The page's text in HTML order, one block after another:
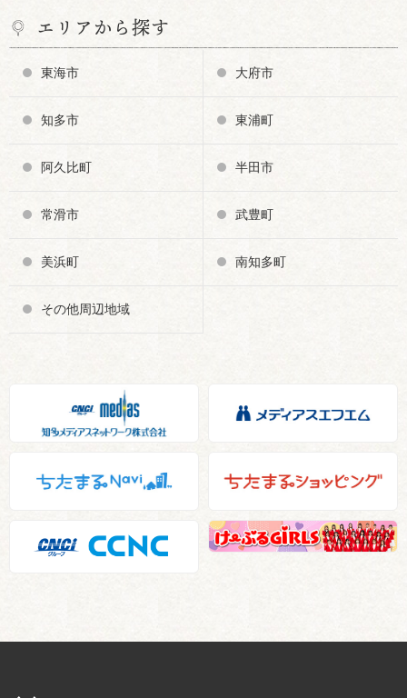
エリアから探す
東海市 大府市
知多市 東浦町
阿久比町 半田市
常滑市 武豊町
美浜町 南知多町
その他周辺地域